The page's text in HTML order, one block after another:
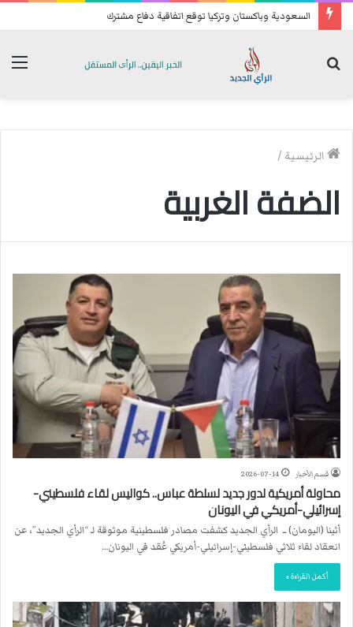
السعودية وباكستان وتركيا توقع اتفاقية دفاع مشترك
الرئيسية /
الضفة الغربية
قسم الأخبار 2026-07-14
محاولة أمريكية لدور جديد لسلطة عباس.. كواليس لقاء فلسطيني-
إسرائيلي-أمريكي في اليونان
أثينا (اليومان) ــ الرأي الجديد كشفت مصادر فلسطينية موثوقة لـ “الرأي الجديد”، عن
انعقاد لقاء ثلاثي فلسطيني-إسرائيلي-أمريكي عُقد في اليونان…
أكمل القراءة »